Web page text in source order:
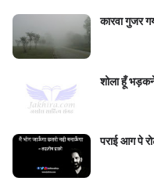
कारवा गुजर
शोला हूँ
पराई आग पे